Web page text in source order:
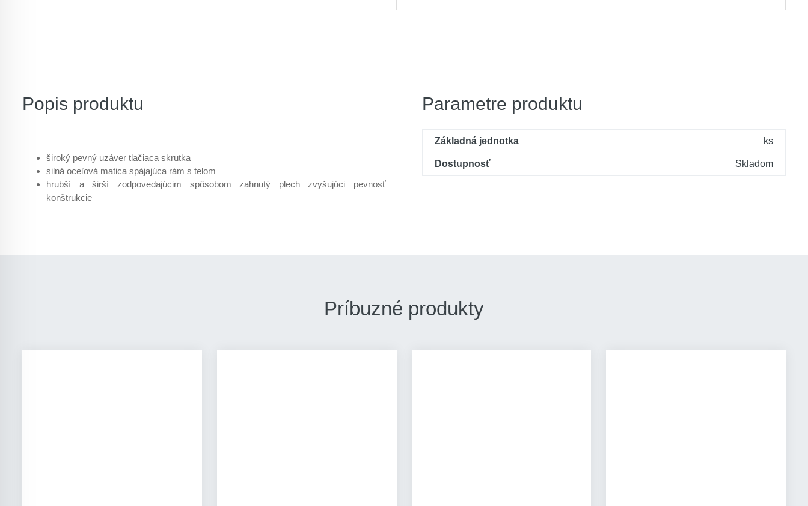
Popis produktu
široký pevný uzáver tlačiaca skrutka
silná oceľová matica spájajúca rám s telom
hrubší a širší zodpovedajúcim spôsobom zahnutý plech zvyšujúci pevnosť
konštrukcie
Parametre produktu
Základná jednotka ks
Dostupnosť Skladom
Príbuzné produkty